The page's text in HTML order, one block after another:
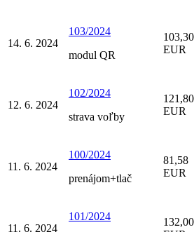
14. 6. 2024
103/2024
modul QR
103,30
EUR
12. 6. 2024
102/2024
strava voľby
121,80
EUR
11. 6. 2024
100/2024
prenájom+tlač
81,58
EUR
11. 6. 2024
101/2024
132,00